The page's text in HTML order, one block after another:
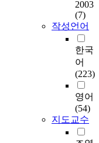
2003
(7)
작성언어
한국
어
(223)
영어
(54)
지도교수